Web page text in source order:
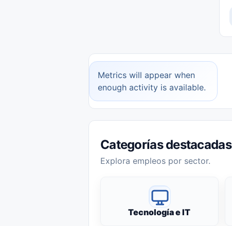
Metrics will appear when
enough activity is available.
Categorías destacadas
Explora empleos por sector.
Tecnología e IT